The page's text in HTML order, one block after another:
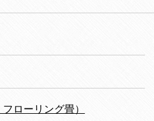
ローリング畳）